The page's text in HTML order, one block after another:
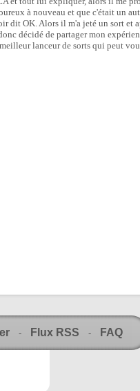
à nouveau et que c'était un
dit OK. Alors il m'a jeté un sort et
décidé de partager mon
lanceur de sorts qui peut
- Flux RSS - FAQ